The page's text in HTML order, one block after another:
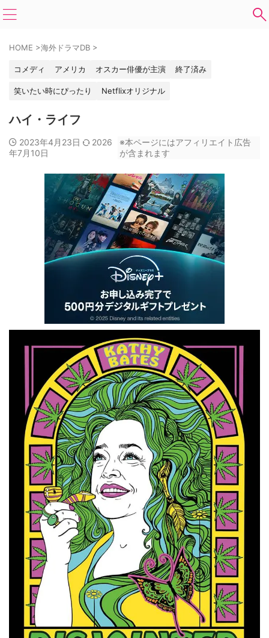
HOME >海外ドラマDB >
コメディ アメリカ オスカー俳優が主演 終了済み
笑いたい時にぴったり Netflixオリジナル
ハイ・ライフ
2023年4月23日
2026
年7月10日
※本ページにはアフィリエイト広告
が含まれます